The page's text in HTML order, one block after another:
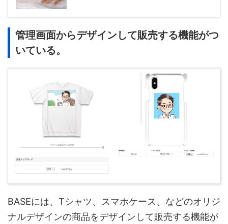
管理画面からデザインして販売する機能がつ
いている。
BASEには、Tシャツ、スマホケース、などのオリジ
ナルデザインの商品をデザインして販売する機能が